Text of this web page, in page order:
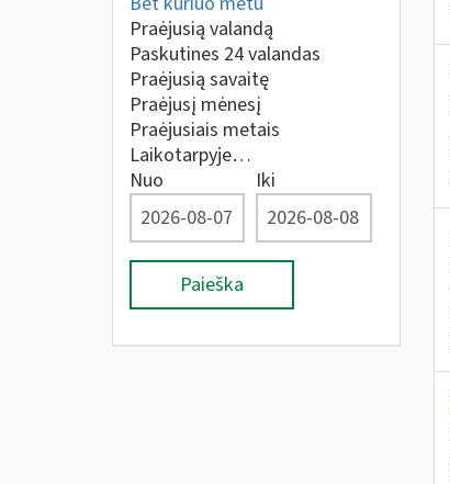
Praėjusią valandą
Paskutines 24 valandas
Praėjusią savaitę
Praėjusį mėnesį
Praėjusiais metais
Laikotarpyje…
Nuo
Iki
Paieška